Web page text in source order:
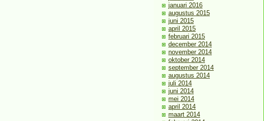
januari 2016
augustus 2015
juni 2015
april 2015
februari 2015
december 2014
november 2014
oktober 2014
september 2014
augustus 2014
juli 2014
juni 2014
mei 2014
april 2014
maart 2014